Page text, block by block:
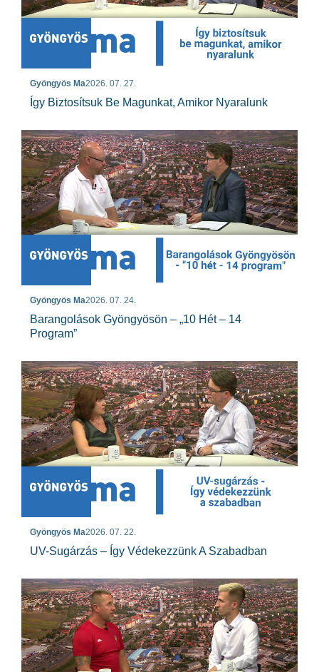
Gyöngyös Ma2026. 07. 27.
Így Biztosítsuk Be Magunkat, Amikor Nyaralunk
Gyöngyös Ma2026. 07. 24.
Barangolások Gyöngyösön – „10 Hét – 14
Program”
Gyöngyös Ma2026. 07. 22.
UV-Sugárzás – Így Védekezzünk A Szabadban